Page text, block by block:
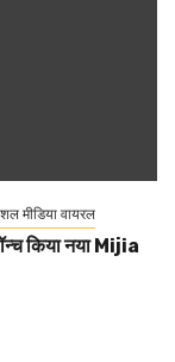
मीडिया वायरल
किया नया Mijia